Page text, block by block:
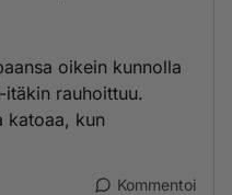
oikein kunnolla
rauhoittuu.
katoaa, kun
Kommentoi